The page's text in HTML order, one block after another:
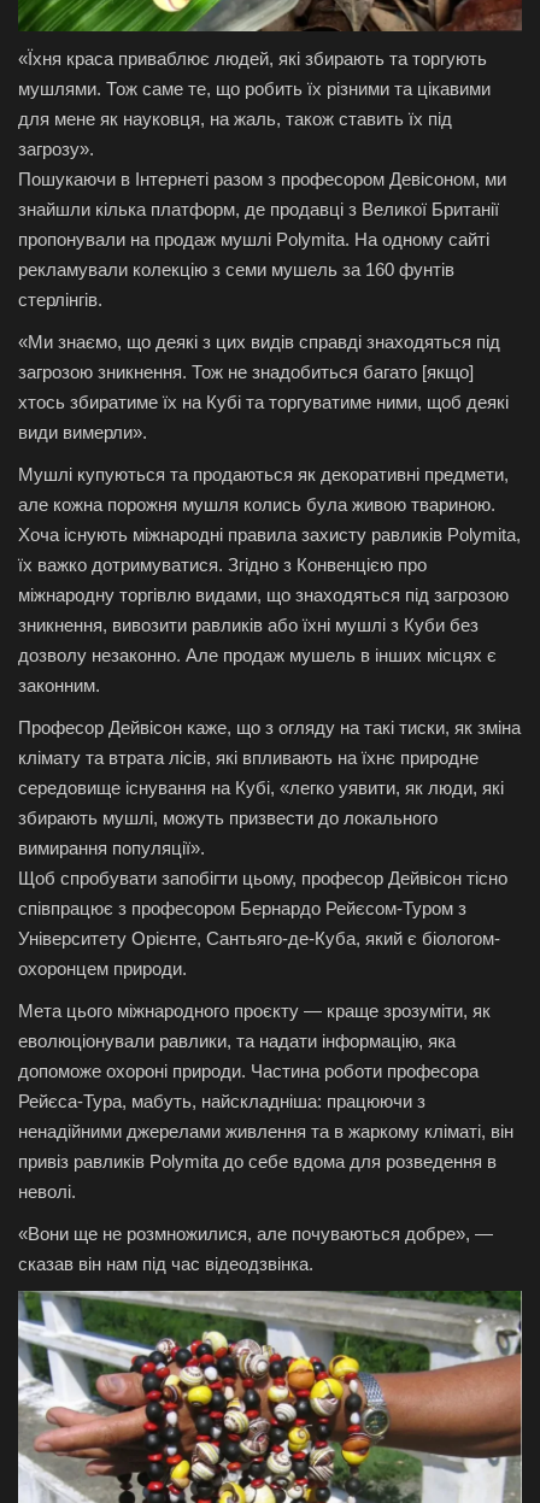
«Їхня краса приваблює людей, які збирають та торгують
мушлями. Тож саме те, що робить їх різними та цікавими
для мене як науковця, на жаль, також ставить їх під
загрозу».
Пошукаючи в Інтернеті разом з професором Девісоном, ми
знайшли кілька платформ, де продавці з Великої Британії
пропонували на продаж мушлі Polymita. На одному сайті
рекламували колекцію з семи мушель за 160 фунтів
стерлінгів.
«Ми знаємо, що деякі з цих видів справді знаходяться під
загрозою зникнення. Тож не знадобиться багато [якщо]
хтось збиратиме їх на Кубі та торгуватиме ними, щоб деякі
види вимерли».
Мушлі купуються та продаються як декоративні предмети,
але кожна порожня мушля колись була живою твариною.
Хоча існують міжнародні правила захисту равликів Polymita,
їх важко дотримуватися. Згідно з Конвенцією про
міжнародну торгівлю видами, що знаходяться під загрозою
зникнення, вивозити равликів або їхні мушлі з Куби без
дозволу незаконно. Але продаж мушель в інших місцях є
законним.
Професор Дейвісон каже, що з огляду на такі тиски, як зміна
клімату та втрата лісів, які впливають на їхнє природне
середовище існування на Кубі, «легко уявити, як люди, які
збирають мушлі, можуть призвести до локального
вимирання популяції».
Щоб спробувати запобігти цьому, професор Дейвісон тісно
співпрацює з професором Бернардо Рейєсом-Туром з
Університету Орієнте, Сантьяго-де-Куба, який є біологом-
охоронцем природи.
Мета цього міжнародного проєкту — краще зрозуміти, як
еволюціонували равлики, та надати інформацію, яка
допоможе охороні природи. Частина роботи професора
Рейєса-Тура, мабуть, найскладніша: працюючи з
ненадійними джерелами живлення та в жаркому кліматі, він
привіз равликів Polymita до себе вдома для розведення в
неволі.
«Вони ще не розмножилися, але почуваються добре», —
сказав він нам під час відеодзвінка.